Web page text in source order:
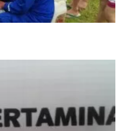
344 kl minyak tanah